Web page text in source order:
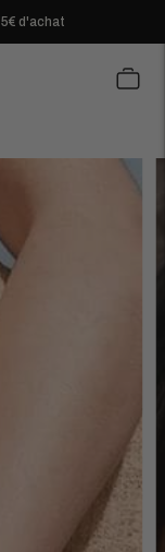
d'achat